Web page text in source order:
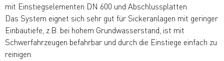
mit Einstiegselementen DN 600 und Abschlussplatten.
Das System eignet sich sehr gut für Sickeranlagen mit geringer
Einbautiefe, z.B. bei hohem Grundwasserstand, ist mit
Schwerfahrzeugen befahrbar und durch die Einstiege einfach zu
reinigen.